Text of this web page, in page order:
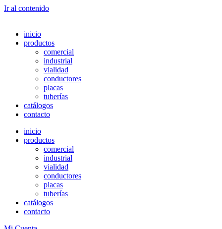
Ir al contenido
inicio
productos
comercial
industrial
vialidad
conductores
placas
tuberías
catálogos
contacto
inicio
productos
comercial
industrial
vialidad
conductores
placas
tuberías
catálogos
contacto